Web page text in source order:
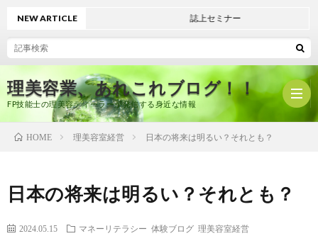
理美容業、あれこれブログ！！
FP技能士の理美容ディーラーが発信する身近な情報
NEW ARTICLE 誌上セミナー
HOME 理美容室経営 日本の将来は明るい？それとも？
日本の将来は明るい？それとも？
2024.05.15 マネーリテラシー 体験ブログ 理美容室経営